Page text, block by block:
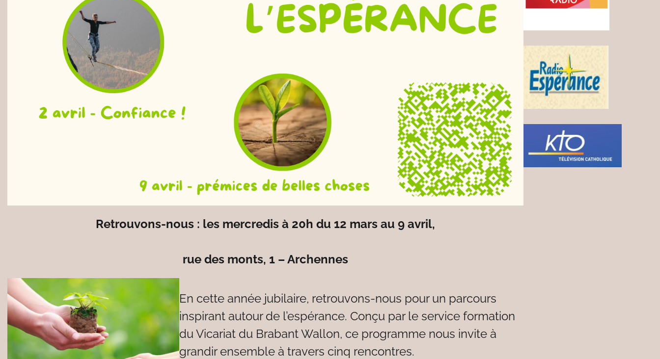
Retrouvons-nous : les mercredis à 20h du 12 mars au 9 avril,
rue des monts, 1 – Archennes
En cette année jubilaire, retrouvons-nous pour un parcours
inspirant autour de l’espérance. Conçu par le service formation
du Vicariat du Brabant Wallon, ce programme nous invite à
grandir ensemble à travers cinq rencontres.